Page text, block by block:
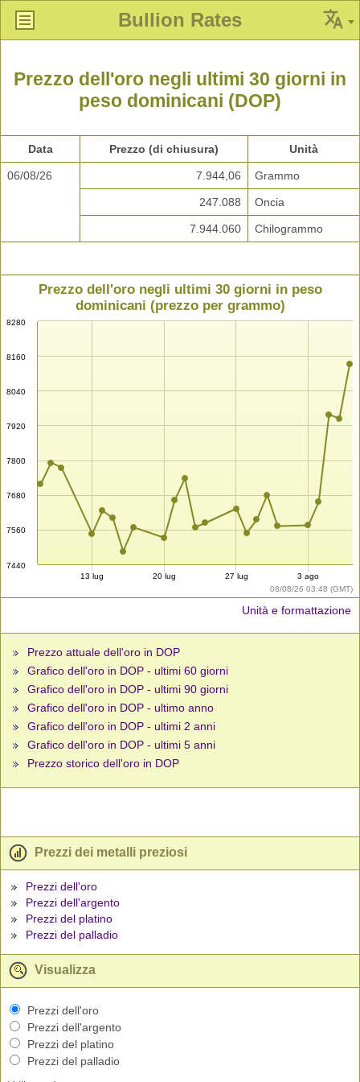
Bullion Rates
Prezzo dell'oro negli ultimi 30 giorni in
peso dominicani (DOP)
Data Prezzo (di chiusura) Unità
06/08/26 7.944,06 Grammo
247.088 Oncia
7.944.060 Chilogrammo
08/08/26 03:48 (GMT)
Prezzo dell'oro negli ultimi 30 giorni in peso
dominicani (prezzo per grammo)
7440
7560
7680
7800
7920
8040
8160
8280
13 lug 20 lug 27 lug 3 ago
Unità e formattazione
Prezzo attuale dell'oro in DOP
Grafico dell'oro in DOP - ultimi 60 giorni
Grafico dell'oro in DOP - ultimi 90 giorni
Grafico dell'oro in DOP - ultimo anno
Grafico dell'oro in DOP - ultimi 2 anni
Grafico dell'oro in DOP - ultimi 5 anni
Prezzo storico dell'oro in DOP
Prezzi dei metalli preziosi
Prezzi dell'oro
Prezzi dell'argento
Prezzi del platino
Prezzi del palladio
Visualizza
Prezzi dell'oro
Prezzi dell'argento
Prezzi del platino
Prezzi del palladio